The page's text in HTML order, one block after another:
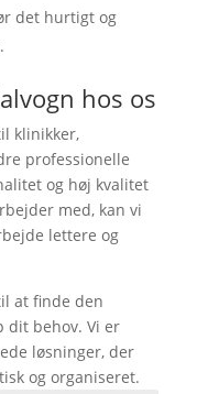
det hurtigt og
hos os
klinikker,
professionelle
og høj kvalitet
med, kan vi
lettere og
at finde den
dit behov. Vi er
løsninger, der
og organiseret.